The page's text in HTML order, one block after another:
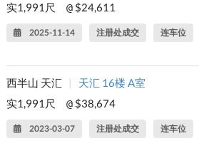
实1,991尺
@ $24,611
2025-11-14 注册处成交 连车位
西半山 天汇 |
天汇 16楼 A室
实1,991尺
@ $38,674
2023-03-07 注册处成交 连车位